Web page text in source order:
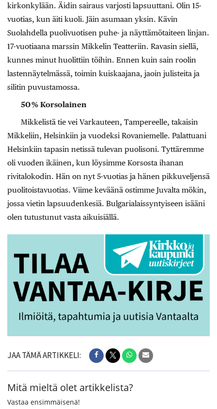
kirkonkylään. Äidin sairaus varjosti lapsuuttani. Olin 15-
vuotias, kun äiti kuoli. Jäin asumaan yksin. Kävin
Suolahdella puolivuotisen puhe- ja näyttämötaiteen linjan.
17-vuotiaana marssin Mikkelin Teatteriin. Ravasin siellä,
kunnes minut huolittiin töihin. Ennen kuin sain roolin
lastennäytelmässä, toimin kuiskaajana, jaoin julisteita ja
silitin puvustamossa.
50 % Korsolainen
Mikkelistä tie vei Varkauteen, Tampereelle, takaisin
Mikkeliin, Helsinkiin ja vuodeksi Rovaniemelle. Palattuani
Helsinkiin tapasin netissä tulevan puolisoni. Tyttäremme
oli vuoden ikäinen, kun löysimme Korsosta ihanan
rivitalokodin. Hän on nyt 5-vuotias ja hänen pikkuveljensä
puolitoistavuotias. Viime keväänä ostimme Juvalta mökin,
jossa vietin lapsuudenkesiä. Bulgarialaissyntyiseen isääni
olen tutustunut vasta aikuisiällä.
JAA TÄMÄ ARTIKKELI:
Mitä mieltä olet artikkelista?
Vastaa ensimmäisenä!